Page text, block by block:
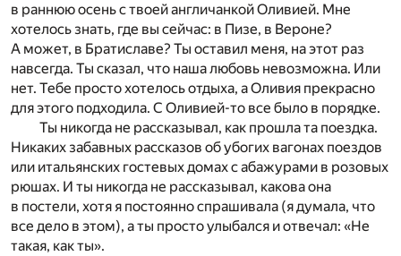
в раннюю осень с твоей англичанкой Оливией. Мне
хотелось знать, где вы сейчас: в Пизе, в Вероне?
А может, в Братиславе? Ты оставил меня, на этот раз
навсегда. Ты сказал, что наша любовь невозможна. Или
нет. Тебе просто хотелось отдыха, а Оливия прекрасно
для этого подходила. С Оливией-то все было в порядке.
Ты никогда не рассказывал, как прошла та поездка.
Никаких забавных рассказов об убогих вагонах поездов
или итальянских гостевых домах с абажурами в розовых
рюшах. И ты никогда не рассказывал, какова она
в постели, хотя я постоянно спрашивала (я думала, что
все дело в этом), а ты просто улыбался и отвечал: «Не
такая, как ты».